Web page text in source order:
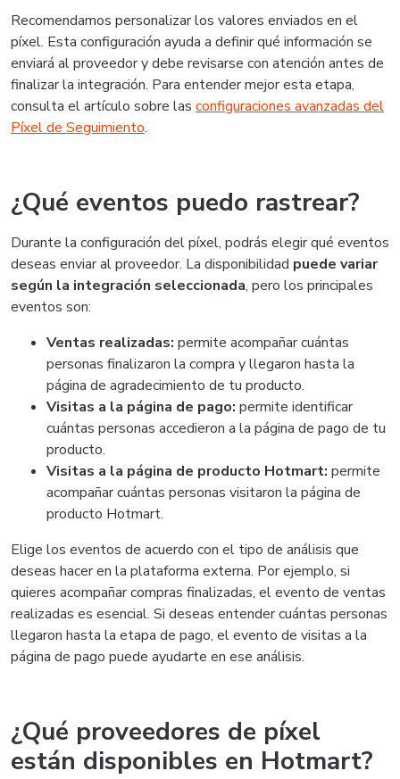
Recomendamos personalizar los valores enviados en el
píxel. Esta configuración ayuda a definir qué información se
enviará al proveedor y debe revisarse con atención antes de
finalizar la integración. Para entender mejor esta etapa,
consulta el artículo sobre las configuraciones avanzadas del
Píxel de Seguimiento.
¿Qué eventos puedo rastrear?
Durante la configuración del píxel, podrás elegir qué eventos
deseas enviar al proveedor. La disponibilidad puede variar
según la integración seleccionada, pero los principales
eventos son:
Ventas realizadas: permite acompañar cuántas
personas finalizaron la compra y llegaron hasta la
página de agradecimiento de tu producto.
Visitas a la página de pago: permite identificar
cuántas personas accedieron a la página de pago de tu
producto.
Visitas a la página de producto Hotmart: permite
acompañar cuántas personas visitaron la página de
producto Hotmart.
Elige los eventos de acuerdo con el tipo de análisis que
deseas hacer en la plataforma externa. Por ejemplo, si
quieres acompañar compras finalizadas, el evento de ventas
realizadas es esencial. Si deseas entender cuántas personas
llegaron hasta la etapa de pago, el evento de visitas a la
página de pago puede ayudarte en ese análisis.
¿Qué proveedores de píxel
están disponibles en Hotmart?